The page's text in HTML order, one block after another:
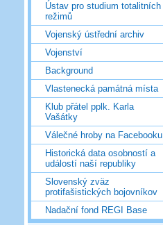
Ústav pro studium totalitních
režimů
Vojenský ústřední archiv
Vojenství
Background
Vlastenecká památná místa
Klub přátel pplk. Karla
Vašátky
Válečné hroby na Facebooku
Historická data osobností a
událostí naší republiky
Slovenský zväz
protifašistických bojovníkov
Nadační fond REGI Base